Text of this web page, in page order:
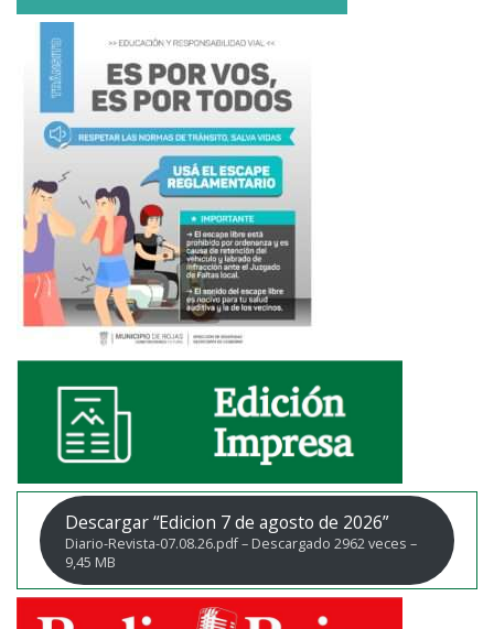
Descargar “Edicion 7 de agosto de 2026”
Diario-Revista-07.08.26.pdf – Descargado 2962 veces –
9,45 MB